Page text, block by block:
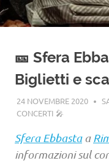
🎫 Sfera
Biglietti e
24 NOVEMBRE 2020
CONCERTI 🎤
Sfera Ebbastaa
informazioni sul